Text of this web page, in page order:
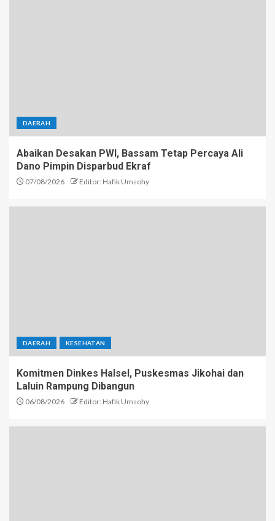
DAERAH
Abaikan Desakan PWI, Bassam Tetap Percaya Ali
Dano Pimpin Disparbud Ekraf
07/08/2026 Editor: Hafik Umsohy
DAERAH KESEHATAN
Komitmen Dinkes Halsel, Puskesmas Jikohai dan
Laluin Rampung Dibangun
06/08/2026 Editor: Hafik Umsohy